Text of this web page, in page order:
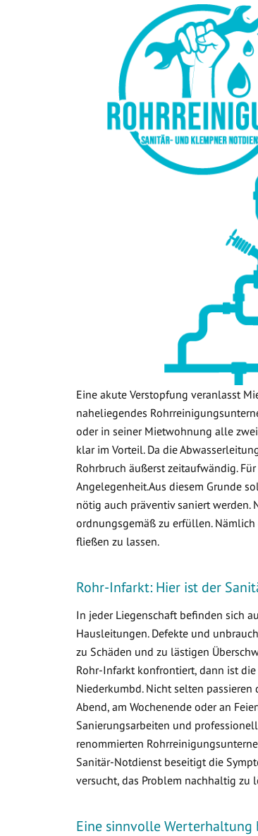
Eine akute Verstopfung veranlasst
naheliegendes
oder in seiner Mietwohnung alle
klar im Vorteil. Da die
Rohrbruch äußerst zeitaufwändig.
Angelegenheit.Aus diesem Grunde
nötig auch präventiv saniert werden.
ordnungsgemäß zu erfüllen. Nämlich
fließen zu lassen.
Rohr-Infarkt: Hier ist der
In jeder Liegenschaft befinden sich
Hausleitungen. Defekte und
zu Schäden und zu lästigen
Rohr-Infarkt konfrontiert, dann ist
Niederkumbd. Nicht selten
Abend, am Wochenende oder an
Sanierungsarbeiten und
renommierten
Sanitär-Notdienst beseitigt die
versucht, das Problem nachhaltig zu
Eine sinnvolle